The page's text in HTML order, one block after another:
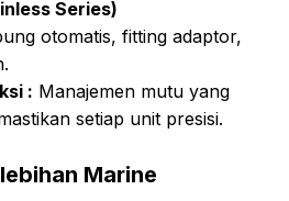
Series)
otomatis, fitting adaptor,
: Manajemen mutu yang
setiap unit presisi.
Marine